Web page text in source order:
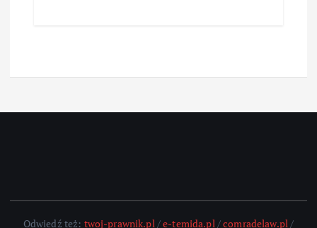
Odwiedź też: twoj-prawnik.pl /e-temida.pl /comradelaw.pl /